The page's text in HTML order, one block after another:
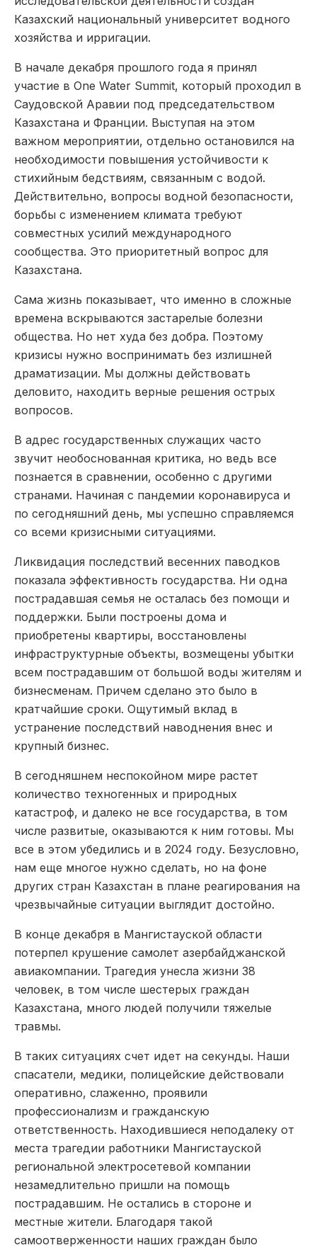
Казахский национальный университет водного
хозяйства и ирригации.
В начале декабря прошлого года я принял
участие в One Water Summit, который проходил в
Саудовской Аравии под председательством
Казахстана и Франции. Выступая на этом
важном мероприятии, отдельно остановился на
необходимости повышения устойчивости к
стихийным бедствиям, связанным с водой.
Действительно, вопросы водной безопасности,
борьбы с изменением климата требуют
совместных усилий международного
сообщества. Это приоритетный вопрос для
Казахстана.
Сама жизнь показывает, что именно в сложные
времена вскрываются застарелые болезни
общества. Но нет худа без добра. Поэтому
кризисы нужно воспринимать без излишней
драматизации. Мы должны действовать
деловито, находить верные решения острых
вопросов.
В адрес государственных служащих часто
звучит необоснованная критика, но ведь все
познается в сравнении, особенно с другими
странами. Начиная с пандемии коронавируса и
по сегодняшний день, мы успешно справляемся
со всеми кризисными ситуациями.
Ликвидация последствий весенних паводков
показала эффективность государства. Ни одна
пострадавшая семья не осталась без помощи и
поддержки. Были построены дома и
приобретены квартиры, восстановлены
инфраструктурные объекты, возмещены убытки
всем пострадавшим от большой воды жителям и
бизнесменам. Причем сделано это было в
кратчайшие сроки. Ощутимый вклад в
устранение последствий наводнения внес и
крупный бизнес.
В сегодняшнем неспокойном мире растет
количество техногенных и природных
катастроф, и далеко не все государства, в том
числе развитые, оказываются к ним готовы. Мы
все в этом убедились и в 2024 году. Безусловно,
нам еще многое нужно сделать, но на фоне
других стран Казахстан в плане реагирования на
чрезвычайные ситуации выглядит достойно.
В конце декабря в Мангистауской области
потерпел крушение самолет азербайджанской
авиакомпании. Трагедия унесла жизни 38
человек, в том числе шестерых граждан
Казахстана, много людей получили тяжелые
травмы.
В таких ситуациях счет идет на секунды. Наши
спасатели, медики, полицейские действовали
оперативно, слаженно, проявили
профессионализм и гражданскую
ответственность. Находившиеся неподалеку от
места трагедии работники Мангистауской
региональной электросетевой компании
незамедлительно пришли на помощь
пострадавшим. Не остались в стороне и
местные жители. Благодаря такой
самоотверженности наших граждан было